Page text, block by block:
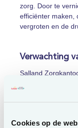
Cookies op de
zorg. Door te
efficiënter maken,
vergroten en de
Verwachting
Salland
regio Midden-
minimaal 2